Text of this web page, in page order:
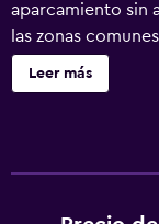
aparcamiento sin
las zonas
alojamientos con
gratuita y
Leer más